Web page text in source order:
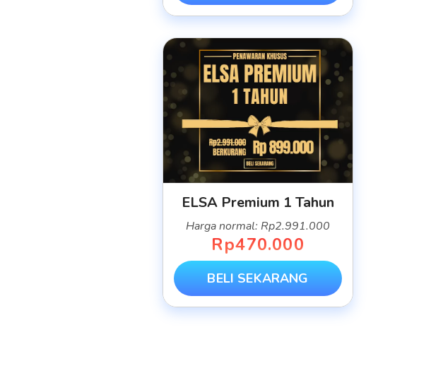
ELSA Premium 1 Tahun
Harga normal: Rp2.991.000
Rp470.000
BELI SEKARANG